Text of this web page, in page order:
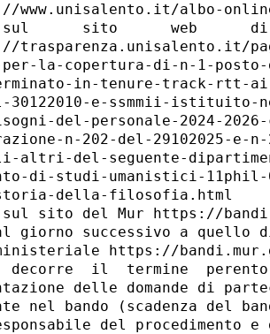
www.unisalento.it/albo-
sito      web
trasparenza.unisalento.it/
la-copertura-di-n-1-
in-tenure-track-rtt-
30122010-e-ssmmii-
del-personale-2024-
n-202-del-29102025-e-
altri-del-seguente-
di-studi-umanistici-
della-filosofia.html
sito del Mur https://
giorno successivo a quello
https://
decorre  il  termine
delle domande di
nel bando (scadenza del
del procedimento e